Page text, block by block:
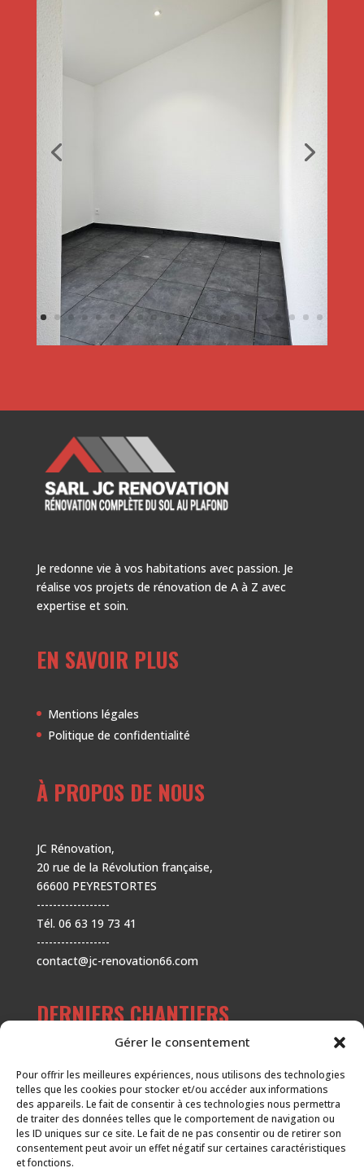
Gérer le consentement
Pour offrir les meilleures expériences, nous utilisons des technologies
telles que les cookies pour stocker et/ou accéder aux informations
des appareils. Le fait de consentir à ces technologies nous permettra
de traiter des données telles que le comportement de navigation ou
les ID uniques sur ce site. Le fait de ne pas consentir ou de retirer son
consentement peut avoir un effet négatif sur certaines caractéristiques
et fonctions.
Je redonne vie à vos habitations avec passion. Je
réalise vos projets de rénovation de A à Z avec
expertise et soin.
EN SAVOIR PLUS
Mentions légales
Politique de confidentialité
À PROPOS DE NOUS
JC Rénovation,
20 rue de la Révolution française,
66600 PEYRESTORTES
------------------
Tél. 06 63 19 73 41
------------------
contact@jc-renovation66.com
DERNIERS CHANTIERS
Habillage d’une cage d’escalier
Rénovation de salle de bain
Pose d’un parquet à la française
Pose de faïence dans une douche
Pose d’un parquet sur l’ensemble d’un niveau